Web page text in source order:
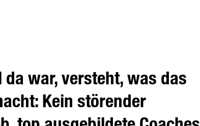
da war, versteht, was das
Kein störender